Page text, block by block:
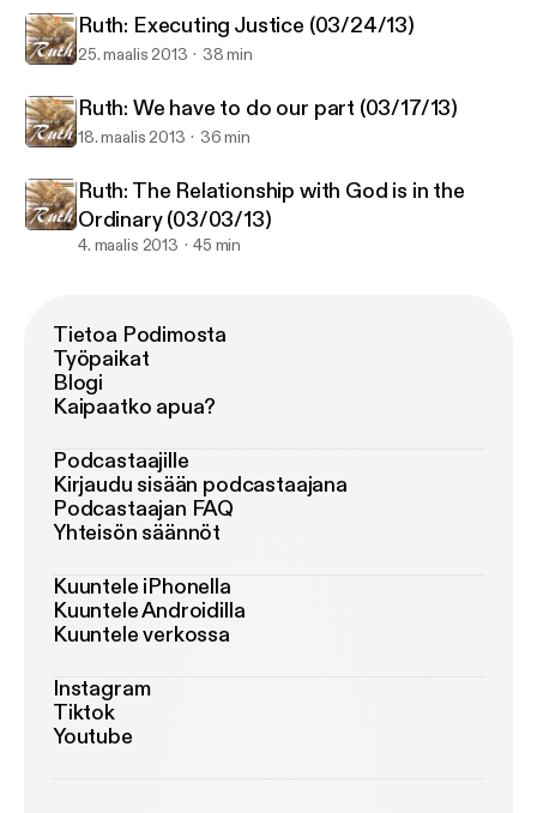
Ruth: Executing Justice (03/24/13)
25. maalis 2013 38 min
Ruth: We have to do our part (03/17/13)
18. maalis 2013 36 min
Ruth: The Relationship with God is in the
Ordinary (03/03/13)
4. maalis 2013 45 min
Tietoa Podimosta
Työpaikat
Blogi
Kaipaatko apua?
Podcastaajille
Kirjaudu sisään podcastaajana
Podcastaajan FAQ
Yhteisön säännöt
Kuuntele iPhonella
Kuuntele Androidilla
Kuuntele verkossa
Instagram
Tiktok
Youtube